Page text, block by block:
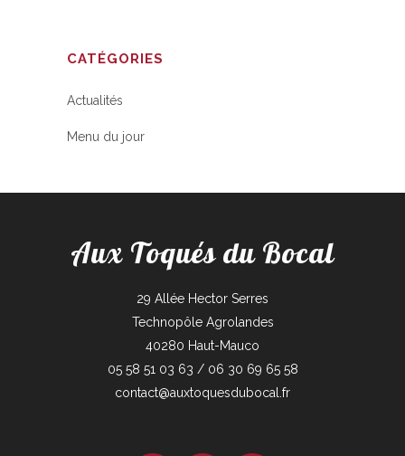
CATÉGORIES
Actualités
Menu du jour
Aux Toqués du Bocal
29 Allée Hector Serres
Technopôle Agrolandes
40280 Haut-Mauco
05 58 51 03 63 / 06 30 69 65 58
contact@auxtoquesdubocal.fr